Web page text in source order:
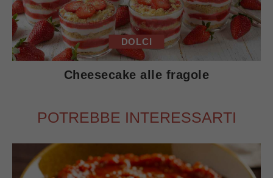
DOLCI
Cheesecake alle fragole
POTREBBE INTERESSARTI